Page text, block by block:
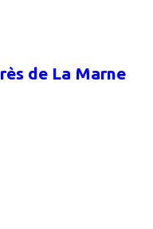
de La Marne